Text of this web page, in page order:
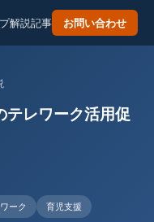
解説記事 お問い合わせ
テレワーク活用促
ーク 育児支援